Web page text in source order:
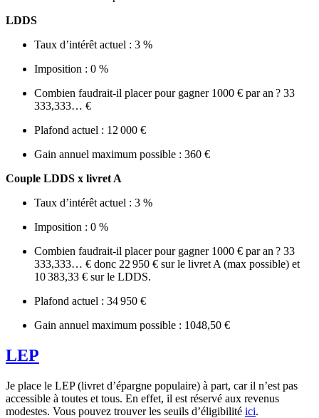
LDDS
Taux d’intérêt actuel : 3 %
Imposition : 0 %
Combien faudrait-il placer pour gagner 1000 € par an ? 33
333,333… €
Plafond actuel : 12 000 €
Gain annuel maximum possible : 360 €
Couple LDDS x livret A
Taux d’intérêt actuel : 3 %
Imposition : 0 %
Combien faudrait-il placer pour gagner 1000 € par an ? 33
333,333… € donc 22 950 € sur le livret A (max possible) et
10 383,33 € sur le LDDS.
Plafond actuel : 34 950 €
Gain annuel maximum possible : 1048,50 €
LEP
Je place le LEP (livret d’épargne populaire) à part, car il n’est pas
accessible à toutes et tous. En effet, il est réservé aux revenus
modestes. Vous pouvez trouver les seuils d’éligibilité ici.